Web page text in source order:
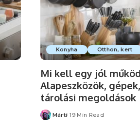
Konyha Otthon, kert
Mi kell egy jól
Alapeszközök,
tárolási megoldások
Posted
Márti 19 Min Read